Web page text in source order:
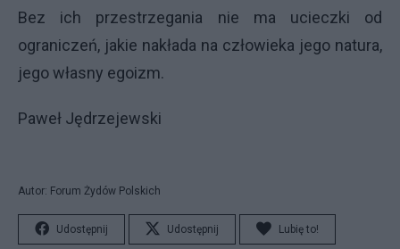
Bez ich przestrzegania nie ma ucieczki od
ograniczeń, jakie nakłada na człowieka jego natura,
jego własny egoizm.
Paweł Jędrzejewski
Autor: Forum Żydów Polskich
Udostępnij Udostępnij Lubię to!